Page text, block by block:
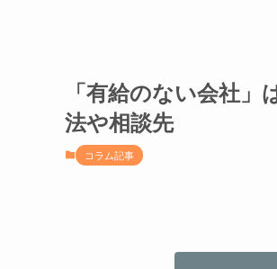
「有給のない会社
法や相談先
コラム記事